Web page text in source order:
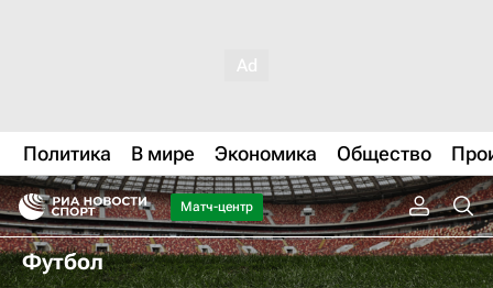
Политика В мире Экономика Общество
Матч-центр
Футбол